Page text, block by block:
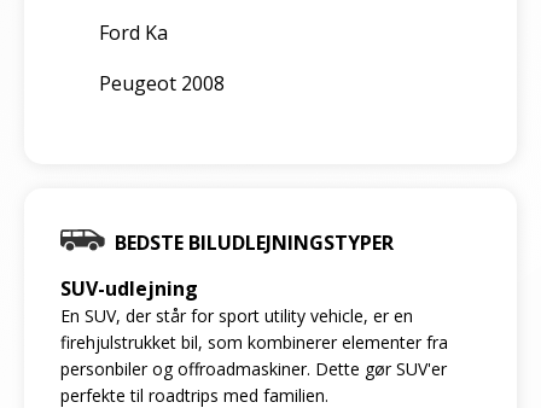
Ford Ka
Peugeot 2008
BEDSTE BILUDLEJNINGSTYPER
SUV-udlejning
En SUV, der står for sport utility vehicle, er en
firehjulstrukket bil, som kombinerer elementer fra
personbiler og offroadmaskiner. Dette gør SUV'er
perfekte til roadtrips med familien.